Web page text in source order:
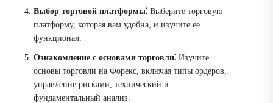
Выбор торговой платформы⁚ Выберите торговую
платформу, которая вам удобна, и изучите ее
функционал.
Ознакомление с основами торговли⁚ Изучите
основы торговли на Форекс, включая типы ордеров,
управление рисками, технический и
фундаментальный анализ.